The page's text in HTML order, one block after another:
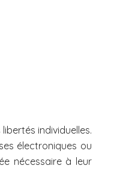
individuelles.
électroniques ou
nécessaire à leur